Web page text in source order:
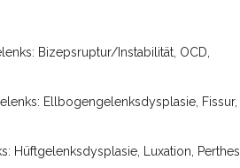
Bizepsruptur/Instabilität, OCD,
Ellbogengelenksdysplasie, Fissur,
Hüftgelenksdysplasie, Luxation, Perthes